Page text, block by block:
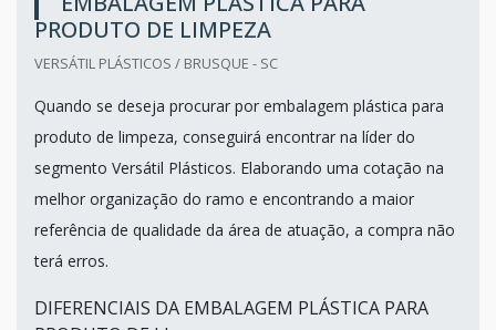
PRODUTO DE LIMPEZA
VERSÁTIL PLÁSTICOS / BRUSQUE - SC
Quando se deseja procurar por embalagem plástica para
produto de limpeza, conseguirá encontrar na líder do
segmento Versátil Plásticos. Elaborando uma cotação na
melhor organização do ramo e encontrando a maior
referência de qualidade da área de atuação, a compra não
terá erros.
DIFERENCIAIS DA EMBALAGEM PLÁSTICA PARA